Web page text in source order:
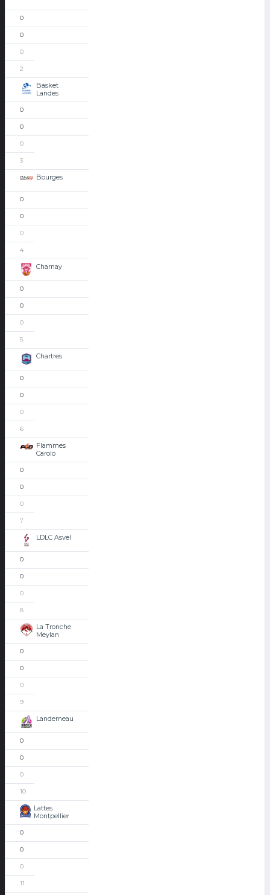
0
0
0
2
Basket
Landes
0
0
0
3
Bourges
0
0
0
4
Charnay
0
0
0
5
Chartres
0
0
0
6
Flammes
Carolo
0
0
0
7
LDLC Asvel
0
0
0
8
La Tronche
Meylan
0
0
0
9
Landerneau
0
0
0
10
Lattes
Montpellier
0
0
0
11